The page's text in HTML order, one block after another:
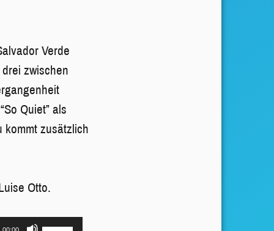
Verde
zwischen
Quiet” als
kommt zusätzlich
Otto.
Pfeiltasten